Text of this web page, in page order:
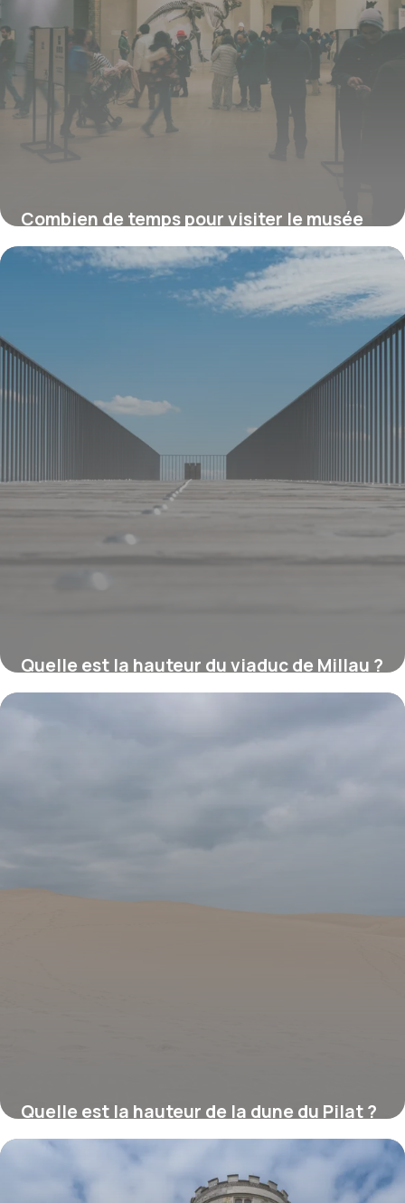
Combien de temps pour visiter le musée
d’Orsay ?
Quelle est la hauteur du viaduc de Millau ?
16 juillet 2026
Quelle est la hauteur de la dune du Pilat ?
16 juillet 2026